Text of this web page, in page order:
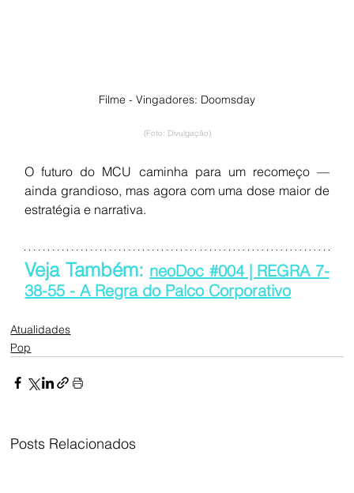
Filme - Vingadores: Doomsday
(Foto: Divulgação)
O futuro do MCU caminha para um recomeço —
ainda grandioso, mas agora com uma dose maior de
estratégia e narrativa.
Veja Também: neoDoc #004 | REGRA 7-
38-55 - A Regra do Palco Corporativo
Atualidades
Pop
Posts Relacionados